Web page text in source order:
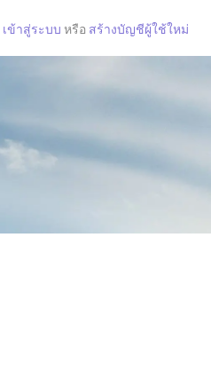
เข้าสู่ระบบ หรือ สร้างบัญชีผู้ใช้ใหม่